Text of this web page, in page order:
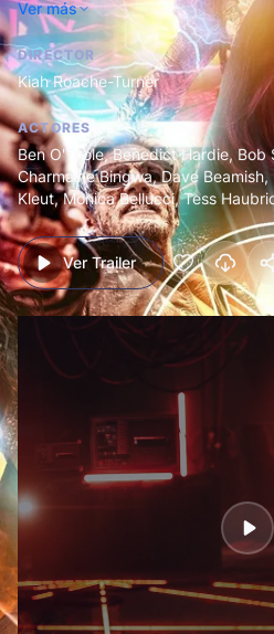
saberlo, posee poderes
algo mucho peor que un mero
Ver más
DIRECTOR
Kiah Roache-Turner
ACTORES
Ben O'Toole,Benedict Hardie,Bob
Charmaine Bingwa,Dave Beamish,
Kleut,Monica Bellucci,Tess
Ver Trailer